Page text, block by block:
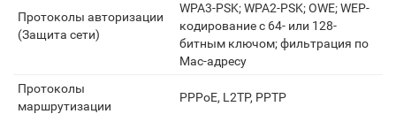
Протоколы авторизации
(Защита сети)
WPA3-PSK; WPA2-PSK; OWE; WEP-
кодирование с 64- или 128-
битным ключом; фильтрация по
Mac-адресу
Протоколы
маршрутизации
PPPoE, L2TP, PPTP